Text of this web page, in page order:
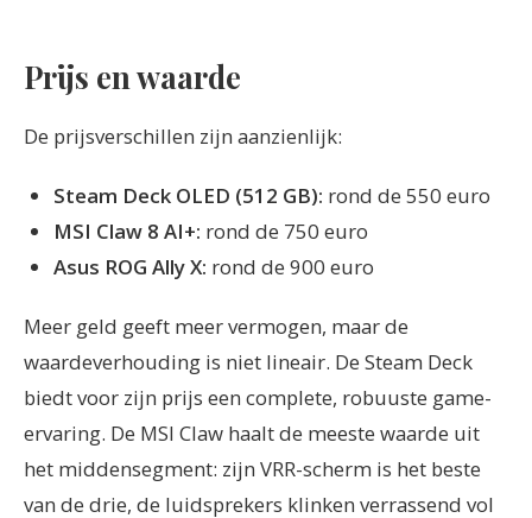
Prijs en waarde
De prijsverschillen zijn aanzienlijk:
Steam Deck OLED (512 GB): rond de 550 euro
MSI Claw 8 AI+: rond de 750 euro
Asus ROG Ally X: rond de 900 euro
Meer geld geeft meer vermogen, maar de
waardeverhouding is niet lineair. De Steam Deck
biedt voor zijn prijs een complete, robuuste game-
ervaring. De MSI Claw haalt de meeste waarde uit
het middensegment: zijn VRR-scherm is het beste
van de drie, de luidsprekers klinken verrassend vol